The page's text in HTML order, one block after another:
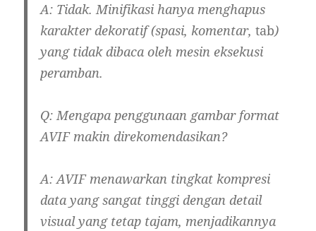
A: Tidak. Minifikasi hanya menghapus
karakter dekoratif (spasi, komentar, tab)
yang tidak dibaca oleh mesin eksekusi
peramban.
Q: Mengapa penggunaan gambar format
AVIF makin direkomendasikan?
A: AVIF menawarkan tingkat kompresi
data yang sangat tinggi dengan detail
visual yang tetap tajam, menjadikannya